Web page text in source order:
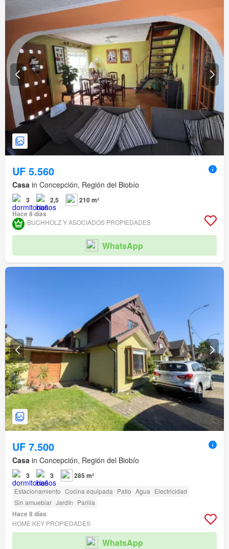
UF 5.560
Casa in Concepción, Región del Biobío
3 2,5
210 m²
Hace 8 días
BUCHHOLZ Y ASOCIADOS PROPIEDADES
WhatsApp
UF 7.500
Casa in Concepción, Región del Biobío
3 3 285 m²
Estacionamiento Cocina equipada Patio Agua Electricidad
Sin amueblar Jardín Parilla
Hace 8 días
HOME KEY PROPIEDADES
WhatsApp